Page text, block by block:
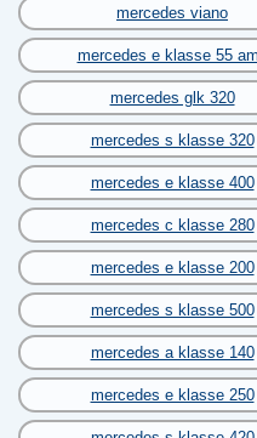
mercedes viano
mercedes e klasse 55
mercedes glk 320
mercedes s klasse 320
mercedes e klasse 400
mercedes c klasse 280
mercedes e klasse 200
mercedes s klasse 500
mercedes a klasse 140
mercedes e klasse 250